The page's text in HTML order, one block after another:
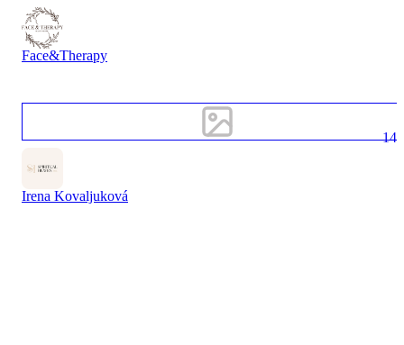
Face&Therapy
14
Irena Kovaljuková